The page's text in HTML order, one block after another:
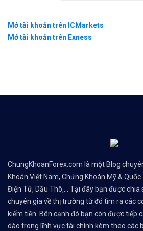
Mở tài khoản trên ICMarkets
Mở tài khoản trên Exness
ChungKhoanForex.com là một Blog
Khoán Việt Nam, Chứng Khoán Mỹ & Quốc
Điện Tử, Dầu Thô,... Tại đây bạn được chia
chuyên gia về thị trường từ đó tìm ra các
kiếm tiền. Bên cạnh đó bạn còn được tiếp
dào trong lĩnh vực tài chính kèm theo các